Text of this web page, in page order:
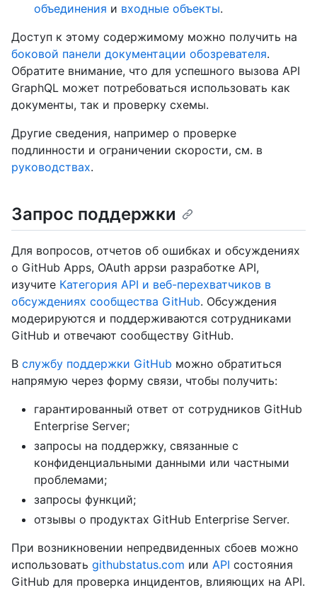
объединения и входные объекты.
Доступ к этому содержимому можно получить на
боковой панели документации обозревателя.
Обратите внимание, что для успешного вызова API
GraphQL может потребоваться использовать как
документы, так и проверку схемы.
Другие сведения, например о проверке
подлинности и ограничении скорости, см. в
руководствах.
Запрос поддержки
Для вопросов, отчетов об ошибках и обсуждениях
о GitHub Apps, OAuth appsи разработке API,
изучите Категория API и веб-перехватчиков в
обсуждениях сообщества GitHub. Обсуждения
модерируются и поддерживаются сотрудниками
GitHub и отвечают сообществу GitHub.
В службу поддержки GitHub можно обратиться
напрямую через форму связи, чтобы получить:
гарантированный ответ от сотрудников GitHub
Enterprise Server;
запросы на поддержку, связанные с
конфиденциальными данными или частными
проблемами;
запросы функций;
отзывы о продуктах GitHub Enterprise Server.
При возникновении непредвиденных сбоев можно
использовать githubstatus.com или API состояния
GitHub для проверка инцидентов, влияющих на API.